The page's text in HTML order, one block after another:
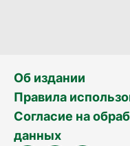
Об издании
Правила
Согласие на
данных